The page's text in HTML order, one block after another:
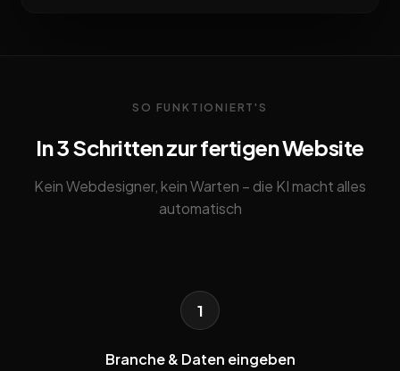
SO FUNKTIONIERT'S
In 3 Schritten zur fertigen Website
Kein Webdesigner, kein Warten – die KI macht alles
automatisch
1
Branche & Daten eingeben